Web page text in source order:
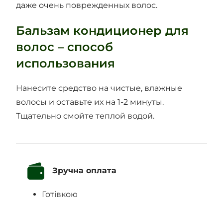
даже очень поврежденных волос.
Бальзам кондиционер для
волос – способ
использования
Нанесите средство на чистые, влажные
волосы и оставьте их на 1-2 минуты.
Тщательно смойте теплой водой.
Зручна оплата
Готівкою